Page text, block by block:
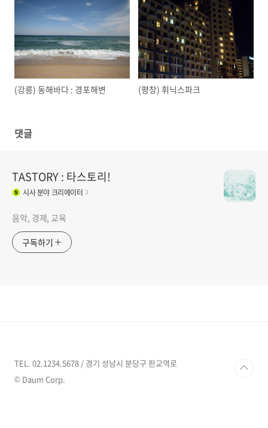
(강릉) 동해바다 : 경포해변 (평창) 휘닉스파크
댓글
TASTORY : 타스토리!
시사분야 크리에이터
음악, 경제, 교육
구독하기
TEL. 02.1234.5678 / 경기 성남시 분당구 판교역로
© Daum Corp.